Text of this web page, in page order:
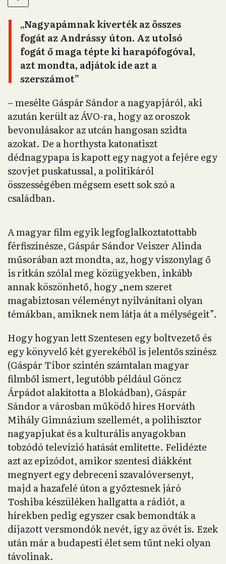
„Nagyapámnak kiverték az összes
fogát az Andrássy úton. Az utolsó
fogát ő maga tépte ki harapófogóval,
azt mondta, adjátok ide azt a
szerszámot”
– mesélte Gáspár Sándor a nagyapjáról, aki
azután került az ÁVO-ra, hogy az oroszok
bevonulásakor az utcán hangosan szidta
azokat. De a horthysta katonatiszt
dédnagypapa is kapott egy nagyot a fejére egy
szovjet puskatussal, a politikáról
összességében mégsem esett sok szó a
családban.
A magyar film egyik legfoglalkoztatottabb
férfiszínésze, Gáspár Sándor Veiszer Alinda
műsorában azt mondta, az, hogy viszonylag ő
is ritkán szólal meg közügyekben, inkább
annak köszönhető, hogy „nem szeret
magabiztosan véleményt nyilvánítani olyan
témákban, amiknek nem látja át a mélységeit”.
Hogy hogyan lett Szentesen egy boltvezető és
egy könyvelő két gyerekéből is jelentős színész
(Gáspár Tibor szintén számtalan magyar
filmből ismert, legutóbb például Göncz
Árpádot alakította a Blokádban), Gáspár
Sándor a városban működő híres Horváth
Mihály Gimnázium szellemét, a polihisztor
nagyapjukat és a kulturális anyagokban
tobzódó televízió hatását említette. Felidézte
azt az epizódot, amikor szentesi diákként
megnyert egy debreceni szavalóversenyt,
majd a hazafelé úton a győztesnek járó
Toshiba készüléken hallgatta a rádiót, a
hírekben pedig egyszer csak bemondták a
díjazott versmondók nevét, így az övét is. Ezek
után már a budapesti élet sem tűnt neki olyan
távolinak.